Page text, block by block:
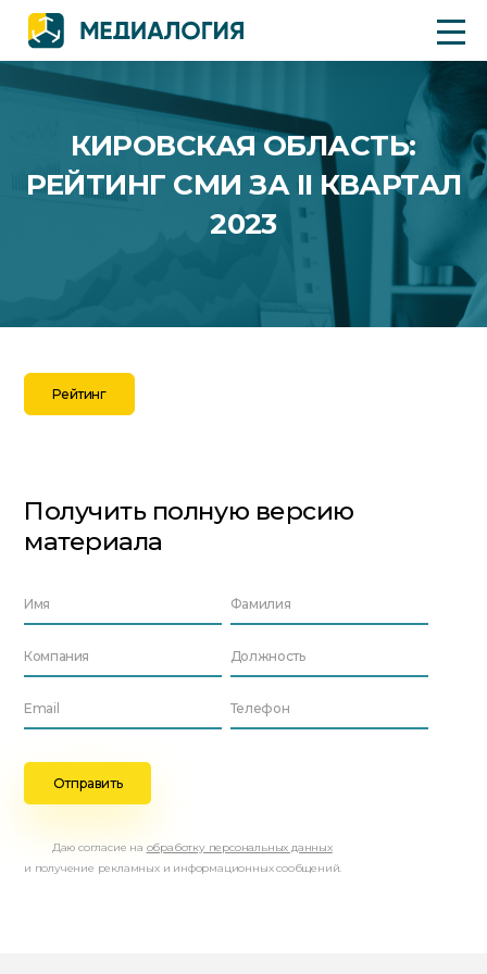
КИРОВСКАЯ ОБЛАСТЬ:
РЕЙТИНГ СМИ ЗА II КВАРТАЛ
2023
Рейтинг
Получить полную версию
материала
Даю согласие на обработку персональных данных
и получение рекламных и информационных сообщений.